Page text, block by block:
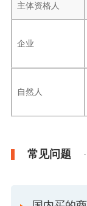
主体资格人
企业
自然人
常见问题